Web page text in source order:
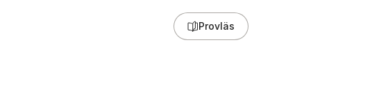
Provläs